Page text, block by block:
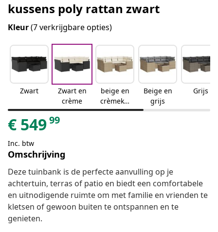
kussens poly rattan zwart
Kleur(7 verkrijgbare opties)
Zwart
Zwart en
crème
beige en
crèmekle
urig
Beige en
grijs
Grijs
€ 54999
Inc. btw
Omschrijving
Deze tuinbank is de perfecte aanvulling op je
achtertuin, terras of patio en biedt een comfortabele
en uitnodigende ruimte om met familie en vrienden te
kletsen of gewoon buiten te ontspannen en te
genieten.